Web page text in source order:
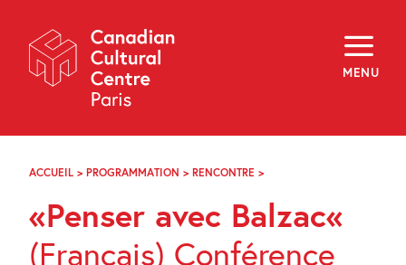
Navigation
MENU
About
Programming
Off-Site
Explore
Archives
f i y
EN
ACCUEIL > PROGRAMMATION > RENCONTRE >
BALZAC
«Penser avec Balzac«
(Français) Conférence